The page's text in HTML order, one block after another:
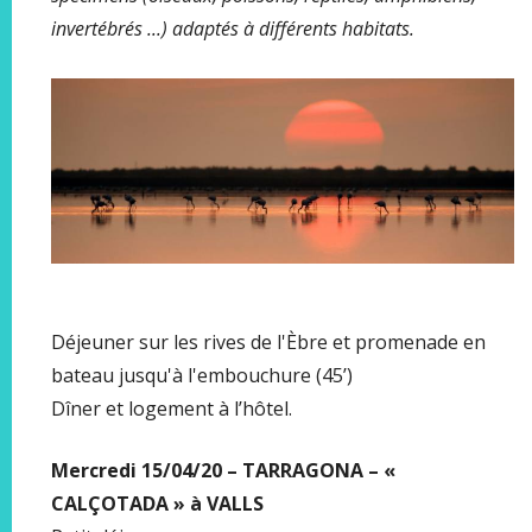
invertébrés ...) adaptés à différents habitats.
Déjeuner sur les rives de l'Èbre et promenade en
bateau jusqu'à l'embouchure (45’)
Dîner et logement à l’hôtel.
Mercredi 15/04/20 – TARRAGONA – «
CALÇOTADA » à VALLS